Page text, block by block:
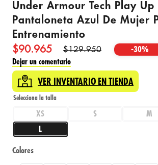
3. nike
4. guayos
5. gorras
Under Armour Tech Play Up
Pantaloneta Azul De Mujer
Entrenamiento
$90.965 $129.950 -30%
Dejar un comentario
VER INVENTARIO EN TIENDA
XS S
M
L
Colores